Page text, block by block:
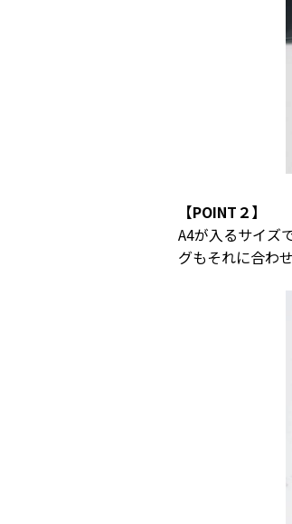
【POINT２】
A4が入るサイズ
グもそれに合わ